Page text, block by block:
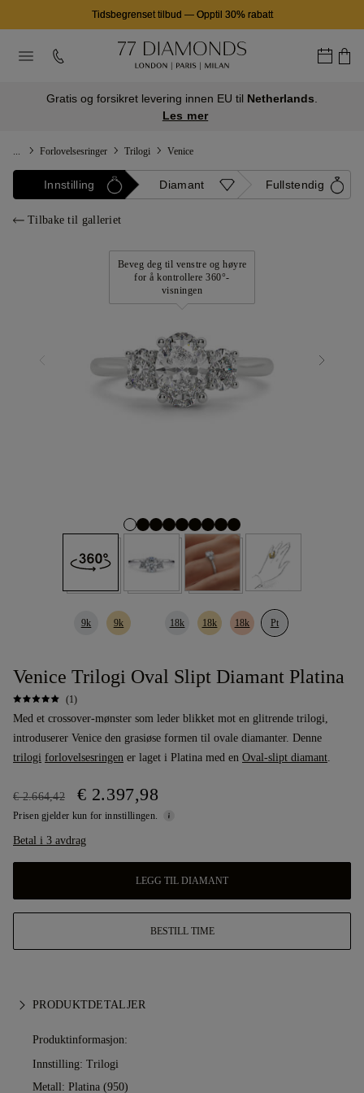
Tidsbegrenset tilbud — Opptil 30% rabatt
Gratis og forsikret levering innen EU til Netherlands
Les mer
Forlovelsesringer Trilogi Venice
Innstilling Diamant Fullstendig
Tilbake til galleriet
Beveg deg til venstre og høyre
for å kontrollere 360°-
visningen
9k 9k 18k 18k 18k Pt
Venice Trilogi Oval Slipt Diamant Platina
(1)
Med et crossover-mønster som leder blikket mot en glitrende trilogi,
introduserer Venice den grasiøse formen til ovale diamanter. Denne
trilogi forlovelsesringen er laget i Platina med en Oval-slipt diamant.
€ 2.664,42 € 2.397,98
Prisen gjelder kun for innstillingen.
Betal i 3 avdrag
LEGG TIL DIAMANT
BESTILL TIME
PRODUKTDETALJER
Produktinformasjon:
Innstilling: Trilogi
Metall: Platina (950)